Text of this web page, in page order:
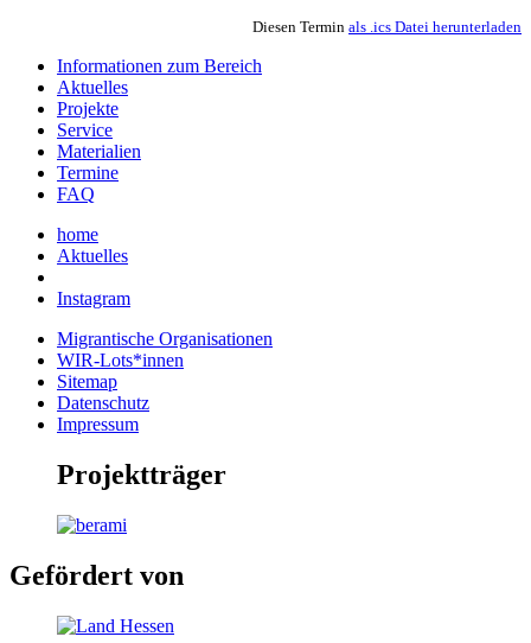
Diesen Termin als .ics Datei herunterladen
Informationen zum Bereich
Aktuelles
Projekte
Service
Materialien
Termine
FAQ
home
Aktuelles
Instagram
Migrantische Organisationen
WIR-Lots*innen
Sitemap
Datenschutz
Impressum
Projektträger
Gefördert von